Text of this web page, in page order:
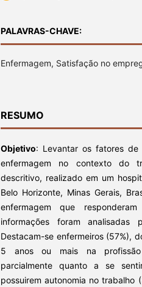
PALAVRAS-CHAVE:
Enfermagem, Satisfação no
RESUMO
Objetivo: Levantar os fatores
enfermagem no contexto do
descritivo, realizado em um
Belo Horizonte, Minas Gerais,
enfermagem que
informações foram analisadas
Destacam-se enfermeiros (57%),
5 anos ou mais na profissão
parcialmente quanto a se
possuirem autonomia no trabalho